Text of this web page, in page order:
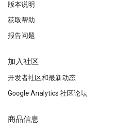
版本说明
获取帮助
报告问题
加入社区
开发者社区和最新动态
Google Analytics 社区论坛
商品信息